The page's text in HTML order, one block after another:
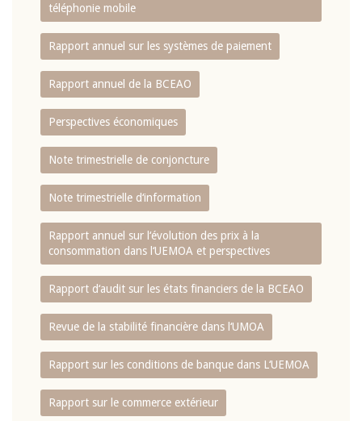
téléphonie mobile
Rapport annuel sur les systèmes de paiement
Rapport annuel de la BCEAO
Perspectives économiques
Note trimestrielle de conjoncture
Note trimestrielle d‘information
Rapport annuel sur l‘évolution des prix à la
consommation dans l‘UEMOA et perspectives
Rapport d‘audit sur les états financiers de la BCEAO
Revue de la stabilité financière dans l‘UMOA
Rapport sur les conditions de banque dans L‘UEMOA
Rapport sur le commerce extérieur